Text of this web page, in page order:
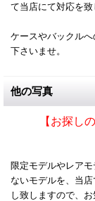
て当店にて対応を致
ケースやバックル
下さいませ。
他の写真
【お探し
限定モデルやレア
ないモデルを、当
し致しますので、お